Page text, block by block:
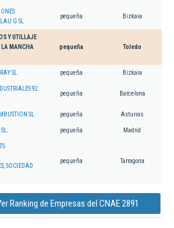
G SL
pequeña Bizkaia
Y UTILLAJE
LA MANCHA
pequeña Toledo
SL pequeña Bizkaia
92
pequeña Barcelona
SL pequeña Asturias
pequeña Madrid
SOCIEDAD
pequeña Tarragona
Ranking de Empresas del CNAE 2891